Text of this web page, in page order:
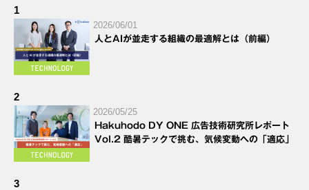
1
2026/06/01
人とAIが並走する組織の最適解とは（前編）
2
2026/05/25
Hakuhodo DY ONE 広告技術研究所レポート
Vol.2 酷暑テックで挑む、気候変動への「適応」
3